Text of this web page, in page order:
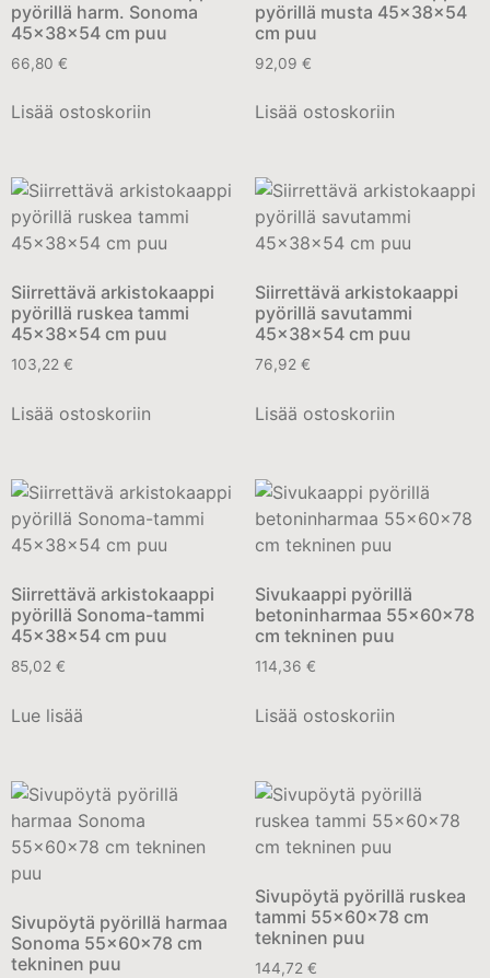
pyörillä harm. Sonoma
45x38x54 cm puu
66,80 €
Lisää ostoskoriin
pyörillä musta 45x38x54
cm puu
92,09 €
Lisää ostoskoriin
Siirrettävä arkistokaappi
pyörillä ruskea tammi
45x38x54 cm puu
103,22 €
Lisää ostoskoriin
Siirrettävä arkistokaappi
pyörillä savutammi
45x38x54 cm puu
76,92 €
Lisää ostoskoriin
Siirrettävä arkistokaappi
pyörillä Sonoma-tammi
45x38x54 cm puu
85,02 €
Lue lisää
Sivukaappi pyörillä
betoninharmaa 55x60x78
cm tekninen puu
114,36 €
Lisää ostoskoriin
Sivupöytä pyörillä harmaa
Sonoma 55x60x78 cm
tekninen puu
Sivupöytä pyörillä ruskea
tammi 55x60x78 cm
tekninen puu
144,72 €